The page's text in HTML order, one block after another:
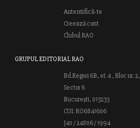
Autentifică-te
Creează cont
Clubul RAO
GRUPUL EDITORIAL RAO
Bd.Regiei 6B, et. 4 , Bloc nr. 2,
Sector 6
București, 013233
CUI: RO6841606
J40 / 24806 / 1994